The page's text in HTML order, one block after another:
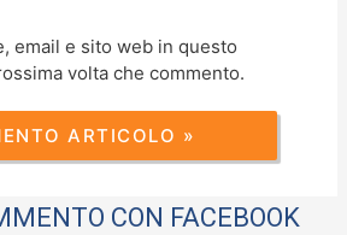
email e sito web in questo
volta che commento.
CON FACEBOOK